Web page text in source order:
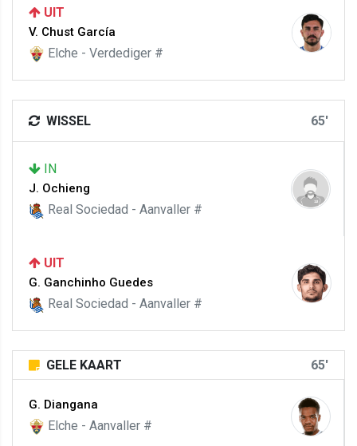
UIT
V. Chust García
Elche - Verdediger #
WISSEL 65'
IN
J. Ochieng
Real Sociedad - Aanvaller #
UIT
G. Ganchinho Guedes
Real Sociedad - Aanvaller #
GELE KAART 65'
G. Diangana
Elche - Aanvaller #